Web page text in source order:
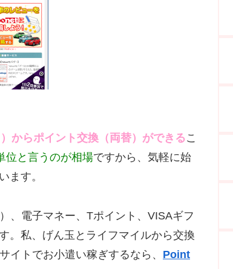
からポイント交換（両替）ができるこ
位と言うのが相場ですから、気軽に始
ます。
、電子マネー、Tポイント、VISAギフ
。私、げん玉とライフマイルから交換
イトでお小遣い稼ぎするなら、 Point